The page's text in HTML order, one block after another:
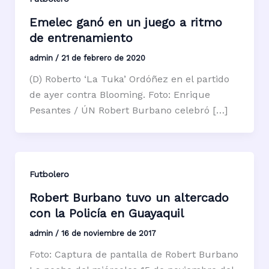
Emelec ganó en un juego a ritmo
de entrenamiento
admin / 21 de febrero de 2020
(D) Roberto ‘La Tuka’ Ordóñez en el partido
de ayer contra Blooming. Foto: Enrique
Pesantes / ÚN Robert Burbano celebró […]
Futbolero
Robert Burbano tuvo un altercado
con la Policía en Guayaquil
admin / 16 de noviembre de 2017
Foto: Captura de pantalla de Robert Burbano